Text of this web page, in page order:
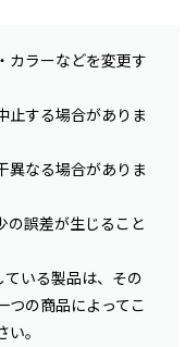
カラーなどを変更す
止する場合がありま
異なる場合がありま
の誤差が生じること
いる製品は、その
つの商品によってこ
。